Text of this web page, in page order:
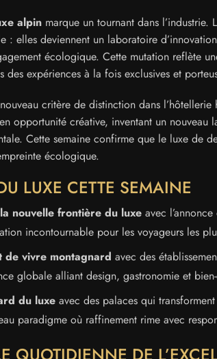
alpin marque un tournant dans l’industrie.
: elles deviennent un laboratoire
écologique. Cette mutation reflète
expériences à la fois exclusives et
critère de distinction dans
opportunité créative, inventant un nouveau
Cette semaine confirme que le luxe de
écologique.
LUXE CETTE SEMAINE
nouvelle frontière du luxe avec
incontournable pour les voyageurs les
de vivre montagnard avec des
globale alliant design, gastronomie et bien-
du luxe avec des palaces qui
paradigme où raffinement rime avec